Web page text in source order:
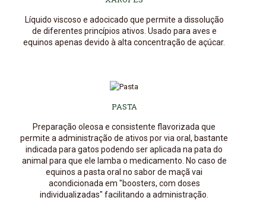
Líquido viscoso e adocicado que permite a dissolução
de diferentes princípios ativos. Usado para aves e
equinos apenas devido à alta concentração de açúcar.
PASTA
Preparação oleosa e consistente flavorizada que
permite a administração de ativos por via oral, bastante
indicada para gatos podendo ser aplicada na pata do
animal para que ele lamba o medicamento. No caso de
equinos a pasta oral no sabor de maçã vai
acondicionada em "boosters, com doses
individualizadas" facilitando a administração.